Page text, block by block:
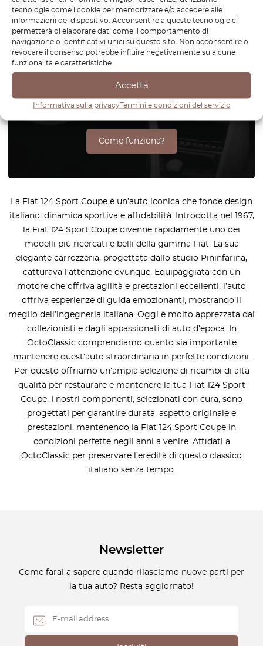
tecnologie come i cookie per memorizzare e/o accedere alle
informazioni del dispositivo. Acconsentire a queste tecnologie ci
permetterà di elaborare dati come il comportamento di
navigazione o identificativi unici su questo sito. Non acconsentire o
revocare il consenso potrebbe influire negativamente su alcune
funzionalità e caratteristiche.
Accetta
Informativa sulla privacyTermini e condizioni del servizio
Non riesci a trovare il pezzo per
la tua auto? Controlla le parti su
richiesta.
Riproduciamo parti per tutte le
marche di automobili
Come funziona?
La Fiat 124 Sport Coupe è un’auto iconica che fonde design
italiano, dinamica sportiva e affidabilità. Introdotta nel 1967,
la Fiat 124 Sport Coupe divenne rapidamente uno dei
modelli più ricercati e belli della gamma Fiat. La sua
elegante carrozzeria, progettata dallo studio Pininfarina,
catturava l’attenzione ovunque. Equipaggiata con un
motore che offriva agilità e prestazioni eccellenti, l’auto
offriva esperienze di guida emozionanti, mostrando il
meglio dell’ingegneria italiana. Oggi è molto apprezzata dai
collezionisti e dagli appassionati di auto d’epoca. In
OctoClassic comprendiamo quanto sia importante
mantenere quest’auto straordinaria in perfette condizioni.
Per questo offriamo un’ampia selezione di ricambi di alta
qualità per restaurare e mantenere la tua Fiat 124 Sport
Coupe. I nostri componenti, selezionati con cura, sono
progettati per garantire durata, aspetto originale e
prestazioni, mantenendo la Fiat 124 Sport Coupe in
condizioni perfette negli anni a venire. Affidati a
OctoClassic per preservare l’eredità di questo classico
italiano senza tempo.
Newsletter
Come farai a sapere quando rilasciamo nuove parti per
la tua auto? Resta aggiornato!